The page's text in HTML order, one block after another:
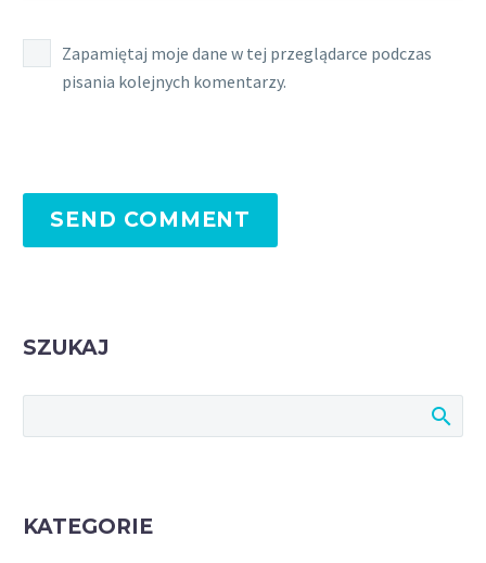
Zapamiętaj moje dane w tej przeglądarce podczas
pisania kolejnych komentarzy.
SEND COMMENT
SZUKAJ
KATEGORIE